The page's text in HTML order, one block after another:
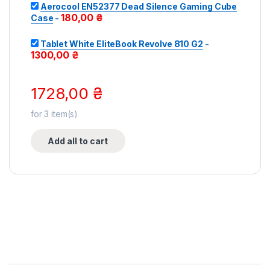
Aerocool EN52377 Dead Silence Gaming Cube
Case -180,00 ₴
Tablet White EliteBook Revolve 810 G2 -
1300,00 ₴
1728,00 ₴
for3 item(s)
Add all to cart